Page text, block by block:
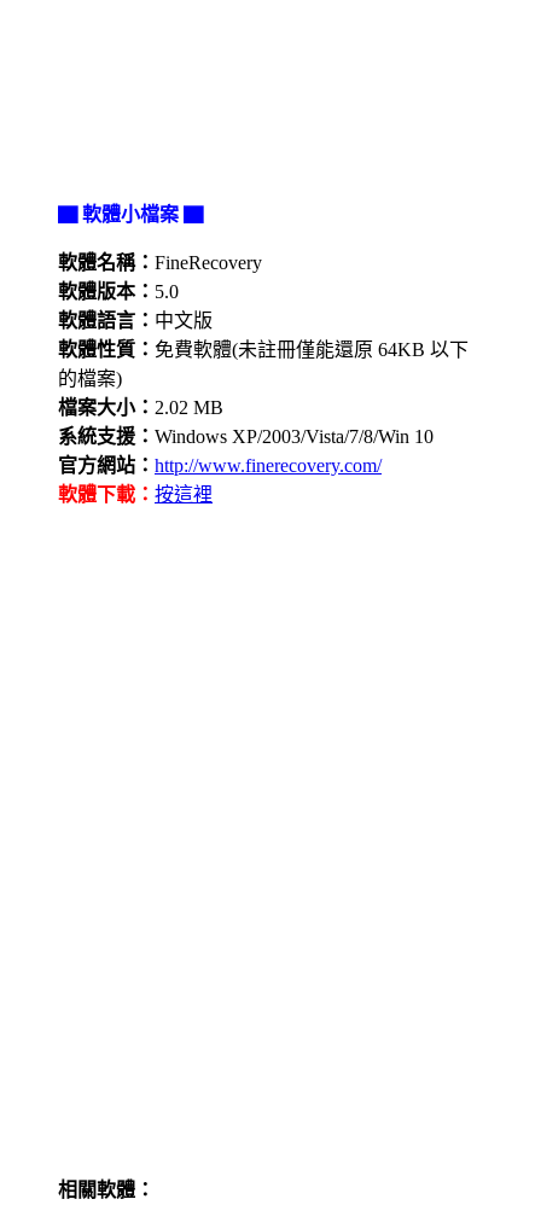
▇ 軟體小檔案 ▇
軟體名稱： FineRecovery
軟體版本： 5.0
軟體語言： 中文版
軟體性質： 免費軟體(未註冊僅能還原 64KB 以下
的檔案)
檔案大小： 2.02 MB
系統支援： Windows XP/2003/Vista/7/8/Win 10
官方網站： http://www.finerecovery.com/
軟體下載： 按這裡
相關軟體：